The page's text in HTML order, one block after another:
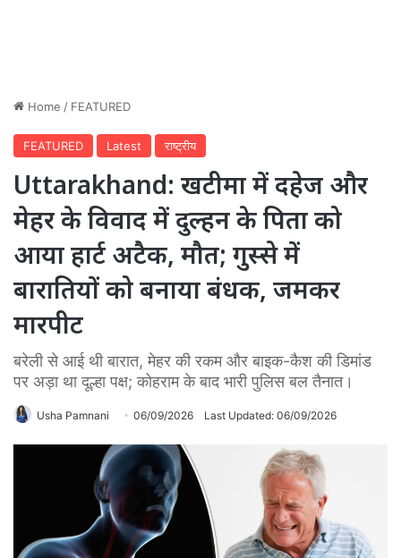
Home / FEATURED
FEATURED Latest राष्ट्रीय
Uttarakhand: खटीमा में दहेज और
मेहर के विवाद में दुल्हन के पिता को
आया हार्ट अटैक, मौत; गुस्से में
बारातियों को बनाया बंधक, जमकर
मारपीट
बरेली से आई थी बारात, मेहर की रकम और बाइक-कैश की डिमांड
पर अड़ा था दूल्हा पक्ष; कोहराम के बाद भारी पुलिस बल तैनात।
Usha Pamnani 06/09/2026 Last Updated: 06/09/2026